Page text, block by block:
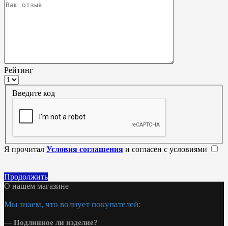
Рейтинг
Введите код
Я прочитал Условия соглашения и согласен с условиями
Продолжить
О нашем магазине
Мы знаем, что волнует покупателей:
— Подлинное ли изделие?